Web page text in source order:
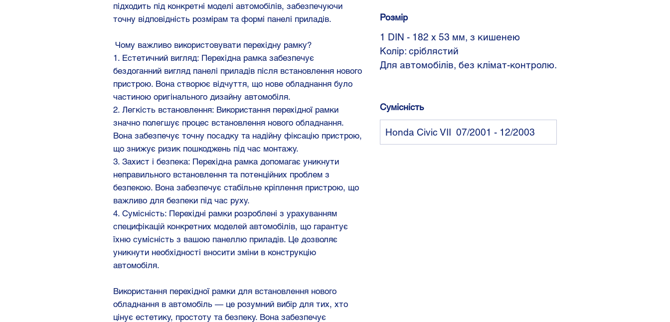
підходить під конкретні моделі автомобілів, забезпечуючи
точну відповідність розмірам та формі панелі приладів.
Чому важливо використовувати перехідну рамку?
1. Естетичний вигляд: Перехідна рамка забезпечує
бездоганний вигляд панелі приладів після встановлення нового
пристрою. Вона створює відчуття, що нове обладнання було
частиною оригінального дизайну автомобіля.
2. Легкість встановлення: Використання перехідної рамки
значно полегшує процес встановлення нового обладнання.
Вона забезпечує точну посадку та надійну фіксацію пристрою,
що знижує ризик пошкоджень під час монтажу.
3. Захист і безпека: Перехідна рамка допомагає уникнути
неправильного встановлення та потенційних проблем з
безпекою. Вона забезпечує стабільне кріплення пристрою, що
важливо для безпеки під час руху.
4. Сумісність: Перехідні рамки розроблені з урахуванням
специфікацій конкретних моделей автомобілів, що гарантує
їхню сумісність з вашою панеллю приладів. Це дозволяє
уникнути необхідності вносити зміни в конструкцію
автомобіля.
Використання перехідної рамки для встановлення нового
обладнання в автомобіль — це розумний вибір для тих, хто
цінує естетику, простоту та безпеку. Вона забезпечує
Розмір
1 DIN - 182 x 53 мм, з кишенею
Колір: сріблястий
Для автомобілів, без клімат-контролю.
Сумісність
Honda Civic VII 07/2001 - 12/2003